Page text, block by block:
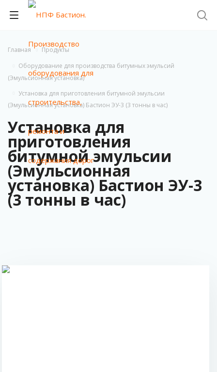
Главная
Продукты
Оборудование для производства битумных эмульсий
(Эмульсионная установка)
Установка для приготовления битумной эмульсии
(Эмульсионная установка) Бастион ЭУ-3 (3 тонны в час)
Установка для
приготовления
битумной эмульсии
(Эмульсионная
установка) Бастион ЭУ-3
(3 тонны в час)